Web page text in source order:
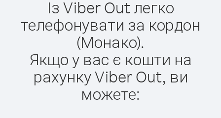
Із Viber Out легко
телефонувати за кордон
(Монако).
Якщо у вас є кошти на
рахунку Viber Out, ви
можете: